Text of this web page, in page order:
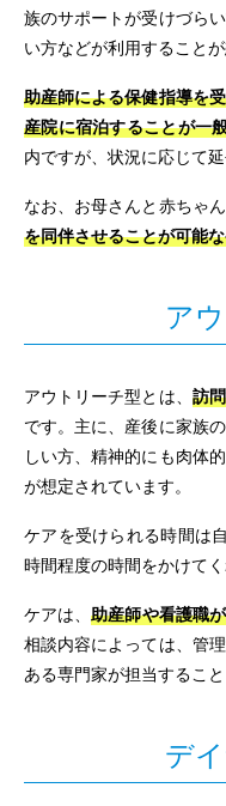
族のサポートが受けづら
い方などが利用すること
助産師による保健指導を
産院に宿泊することが一
内ですが、状況に応じて
なお、お母さんと赤ちゃ
を同伴させることが可能
ア
アウトリーチ型とは、 訪
です。主に、産後に家族
しい方、精神的にも肉体
が想定されています。
ケアを受けられる時間は
時間程度の時間をかけて
ケアは、助産師や看護職
相談内容によっては、管
ある専門家が担当すること
デ